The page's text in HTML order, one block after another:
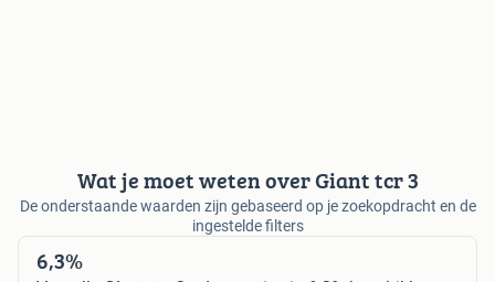
Wat je moet weten over Giant tcr 3
De onderstaande waarden zijn gebaseerd op je zoekopdracht en de
ingestelde filters
6,3%